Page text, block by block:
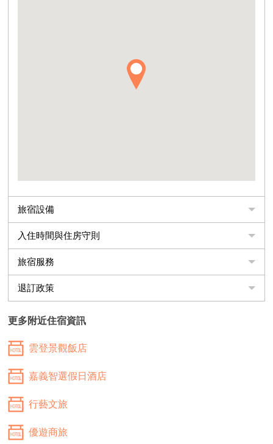
旅宿設備
入住時間與住房守則
旅宿服務
退訂政策
更多附近住宿資訊
雲登景觀飯店
嘉義智選假日酒店
行藝文旅
優遊商旅